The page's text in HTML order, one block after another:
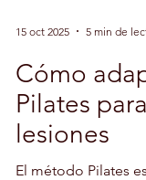
Cómo
Pilates
lesiones
El método Pilates
15 oct 2025 5 min de